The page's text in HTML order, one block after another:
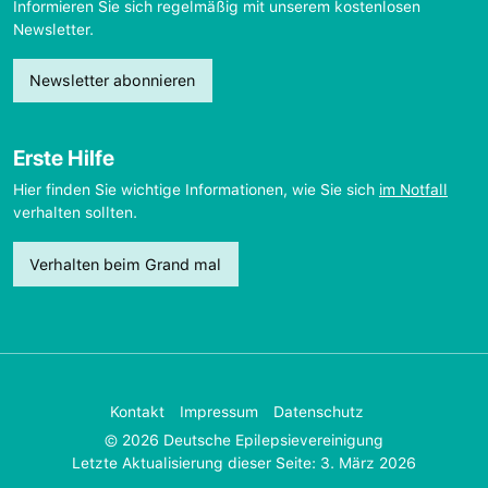
Informieren Sie sich regelmäßig mit unserem kostenlosen
Newsletter.
Newsletter abonnieren
Erste Hilfe
Hier finden Sie wichtige Informationen, wie Sie sich im Notfall
verhalten sollten.
Verhalten beim Grand mal
Kontakt Impressum
Datenschutz
© 2026 Deutsche Epilepsievereinigung
Letzte Aktualisierung dieser Seite: 3. März 2026